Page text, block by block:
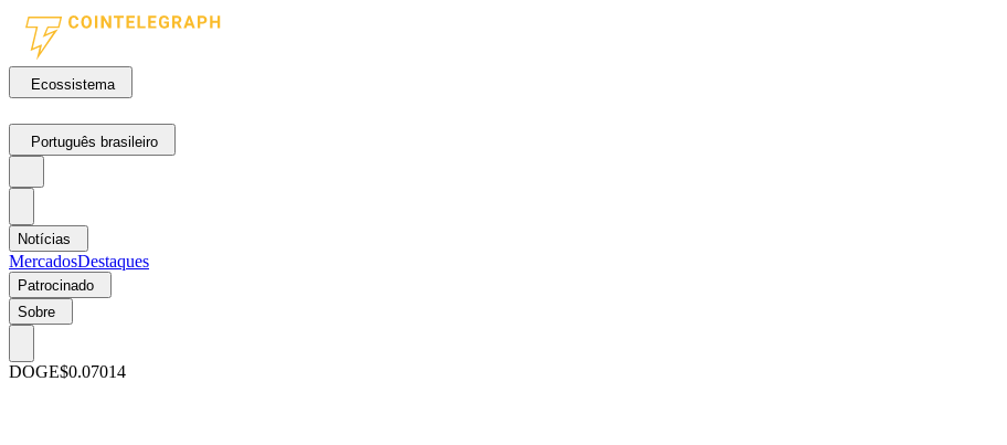
Ecossistema
Português brasileiro
Notícias
MercadosDestaques
Patrocinado
Sobre
DOGE$0.07014